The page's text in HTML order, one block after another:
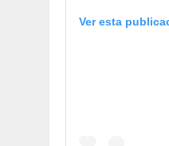
Ver esta